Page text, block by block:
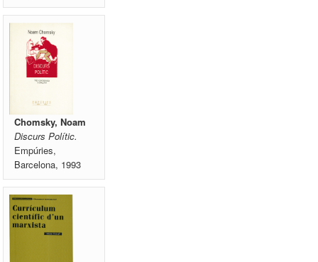
Chomsky, Noam
Discurs Polític.
Empúries,
Barcelona, 1993